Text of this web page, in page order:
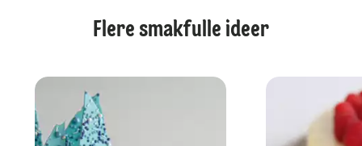
Flere smakfulle ideer